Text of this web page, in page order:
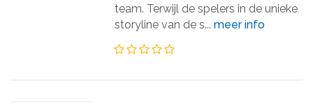
team. Terwijl de spelers in de unieke
storyline van de s...meer info